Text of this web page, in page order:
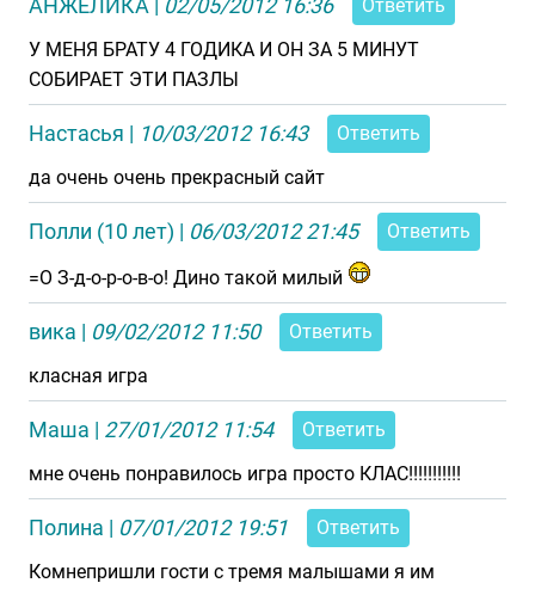
АНЖЕЛИКА 02/05/2012 16:36
Ответить
У МЕНЯ БРАТУ 4 ГОДИКА И ОН ЗА 5 МИНУТ
СОБИРАЕТ ЭТИ ПАЗЛЫ
Настасья | 10/03/2012 16:43
Ответить
да очень очень прекрасный сайт
Полли (10 лет) | 06/03/2012 21:45 Ответить
=О З-д-о-р-о-в-о! Дино такой милый
вика | 09/02/2012 11:50
Ответить
класная игра
Маша | 27/01/2012 11:54
Ответить
мне очень понравилось игра просто КЛАС!!!!!!!!!!!
Полина | 07/01/2012 19:51
Ответить
Комнепришли гости с тремя малышами я им